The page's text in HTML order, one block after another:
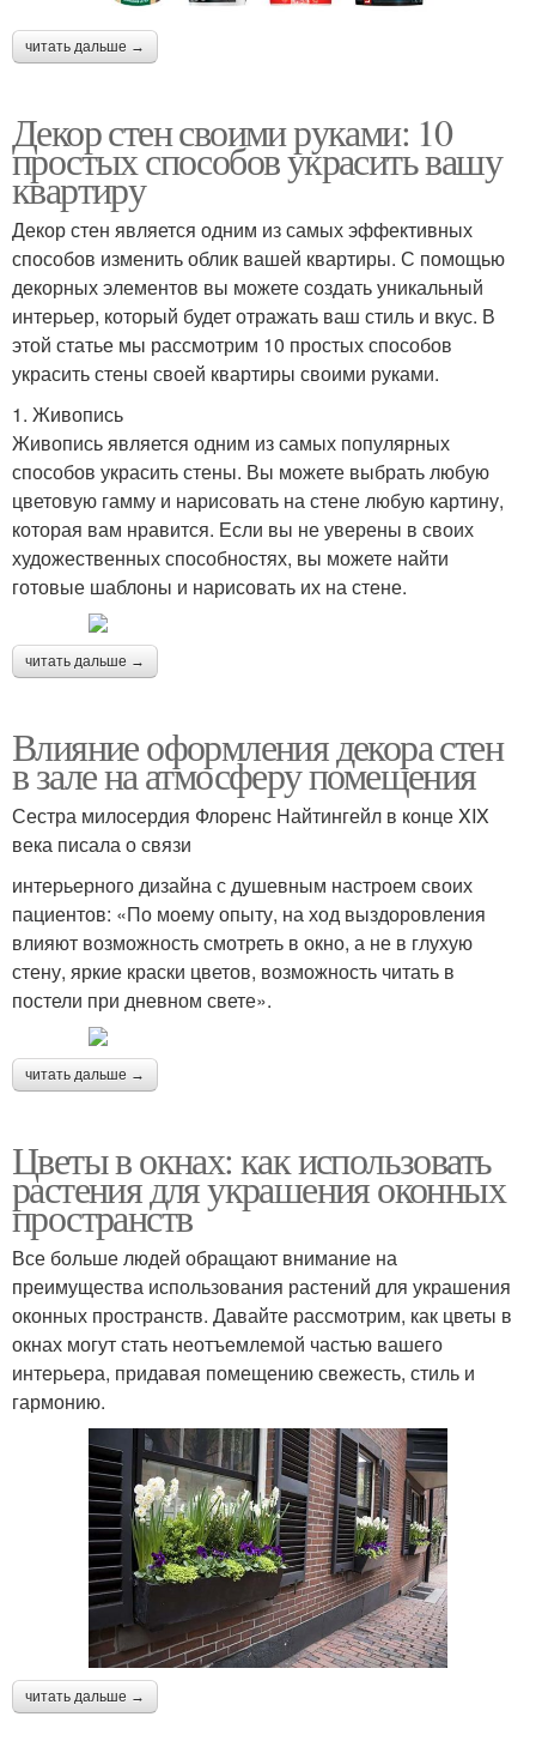
читать дальше →
Декор стен своими руками: 10
простых способов украсить вашу
квартиру
Декор стен является одним из самых эффективных
способов изменить облик вашей квартиры. С помощью
декорных элементов вы можете создать уникальный
интерьер, который будет отражать ваш стиль и вкус. В
этой статье мы рассмотрим 10 простых способов
украсить стены своей квартиры своими руками.
1. Живопись
Живопись является одним из самых популярных
способов украсить стены. Вы можете выбрать любую
цветовую гамму и нарисовать на стене любую картину,
которая вам нравится. Если вы не уверены в своих
художественных способностях, вы можете найти
готовые шаблоны и нарисовать их на стене.
читать дальше →
Влияние оформления декора стен
в зале на атмосферу помещения
Сестра милосердия Флоренс Найтингейл в конце XIX
века писала о связи
интерьерного дизайна с душевным настроем своих
пациентов: «По моему опыту, на ход выздоровления
влияют возможность смотреть в окно, а не в глухую
стену, яркие краски цветов, возможность читать в
постели при дневном свете».
читать дальше →
Цветы в окнах: как использовать
растения для украшения оконных
пространств
Все больше людей обращают внимание на
преимущества использования растений для украшения
оконных пространств. Давайте рассмотрим, как цветы в
окнах могут стать неотъемлемой частью вашего
интерьера, придавая помещению свежесть, стиль и
гармонию.
читать дальше →